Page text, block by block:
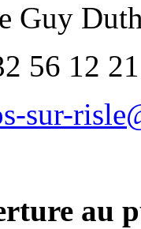
Guy
56 12 21
sur-
au